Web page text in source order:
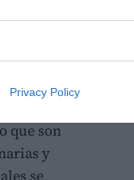
Privacy Policy
que
la
de
Catalá
que son
y
se